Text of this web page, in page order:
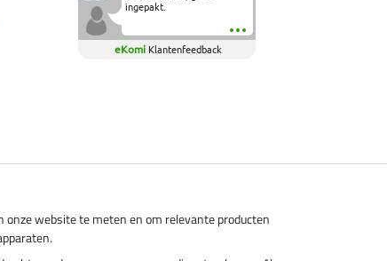
ingepakt.
eKomi Klantenfeedback
onze website te meten en om relevante producten